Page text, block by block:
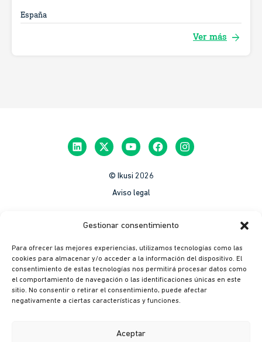
Gestionar consentimiento
Para ofrecer las mejores experiencias, utilizamos tecnologías como las
cookies para almacenar y/o acceder a la información del dispositivo. El
consentimiento de estas tecnologías nos permitirá procesar datos como
el comportamiento de navegación o las identificaciones únicas en este
sitio. No consentir o retirar el consentimiento, puede afectar
negativamente a ciertas características y funciones.
Aceptar
España
Ver más arrow_forward
© Ikusi 2026
Aviso legal
Política de Privacidad
México
Colombia
México